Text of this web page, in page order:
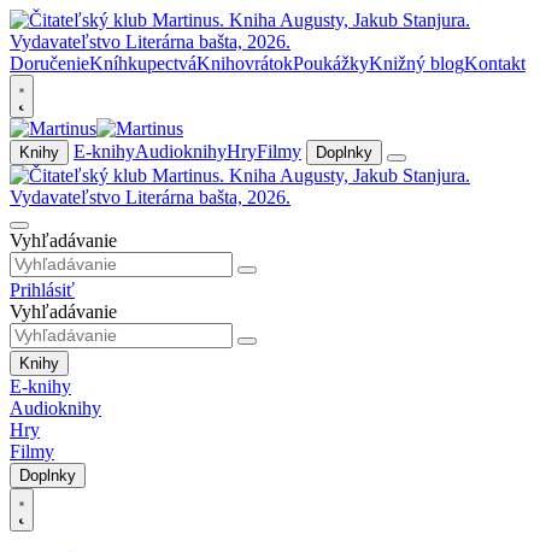
DoručenieKníhkupectváKnihovrátokPoukážkyKnižný blogKontakt
Knihy E-knihyAudioknihyHryFilmy Doplnky
Vyhľadávanie
Prihlásiť
Vyhľadávanie
Knihy
E-knihy
Audioknihy
Hry
Filmy
Doplnky